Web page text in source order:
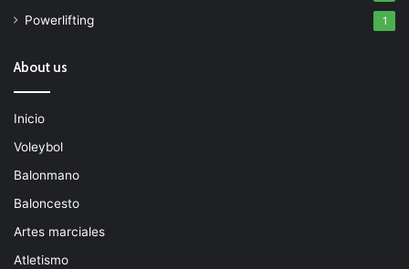
Powerlifting 1
About us
Inicio
Voleybol
Balonmano
Baloncesto
Artes marciales
Atletismo